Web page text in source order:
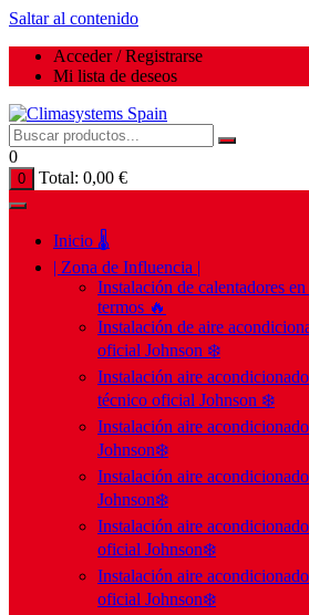
Saltar al contenido
Acceder / Registrarse
Mi lista de deseos
0
0 Total: 0,00 €
Inicio 🌡️
| Zona de Influencia |
Instalación de calentadores
termos 🔥
Instalación de aire
oficial Johnson ❄️
Instalación aire
técnico oficial Johnson ❄️
Instalación aire
Johnson❄️
Instalación aire
Johnson❄️
Instalación aire
oficial Johnson❄️
Instalación aire
oficial Johnson❄️